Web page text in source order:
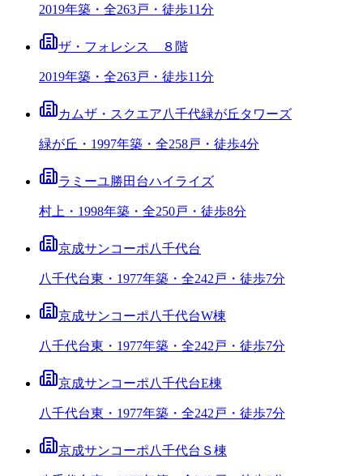
2019年築・全263戸・徒歩11分
ザ・フォレシス ８階
2019年築・全263戸・徒歩11分
カムザ・スクエア八千代緑が丘タワーズ
緑が丘・1997年築・全258戸・徒歩4分
ラミーユ勝田台ハイライズ
村上・1998年築・全250戸・徒歩8分
京成サンコーポ八千代台
八千代台東・1977年築・全242戸・徒歩7分
京成サンコーポ八千代台W棟
八千代台東・1977年築・全242戸・徒歩7分
京成サンコーポ八千代台E棟
八千代台東・1977年築・全242戸・徒歩7分
京成サンコーポ八千代台Ｓ棟